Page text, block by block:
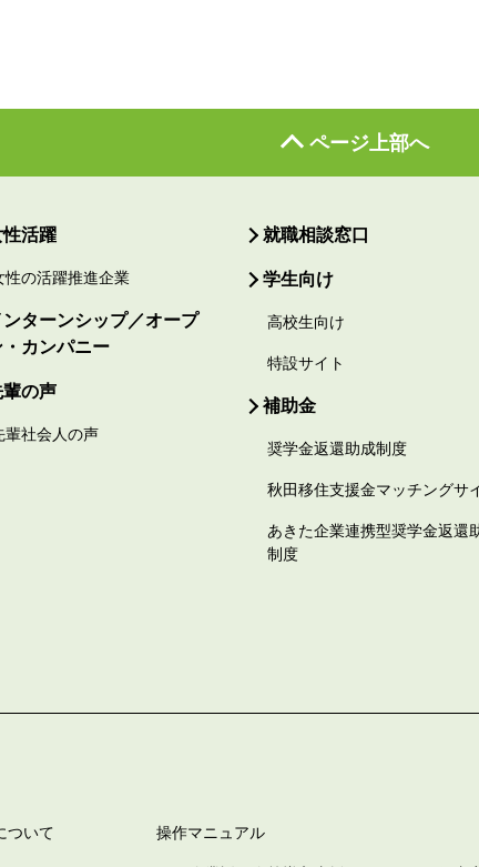
ページ上部へ
活躍
性の活躍推進企業
ンターンシップ／オープ
・カンパニー
輩の声
輩社会人の声
就職相談窓口
学生向け
高校生向け
特設サイト
補助金
奨学金返還助成制度
秋田移住支援金マッチングサ
あきた企業連携型奨学金返還
制度
ついて 操作マニュアル